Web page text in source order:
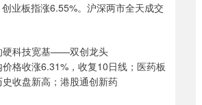
业板指涨6.55%。沪深两市全天成交
硬科技宽基——双创龙头
格收涨6.31%，收复10日线；医药板
收盘新高；港股通创新药